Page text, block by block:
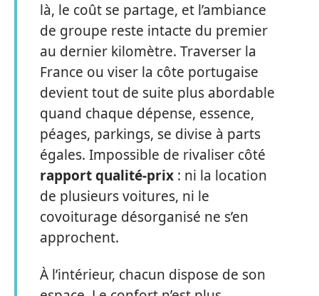
là, le coût se partage, et l’ambiance
de groupe reste intacte du premier
au dernier kilomètre. Traverser la
France ou viser la côte portugaise
devient tout de suite plus abordable
quand chaque dépense, essence,
péages, parkings, se divise à parts
égales. Impossible de rivaliser côté
rapport qualité-prix : ni la location
de plusieurs voitures, ni le
covoiturage désorganisé ne s’en
approchent.
À l’intérieur, chacun dispose de son